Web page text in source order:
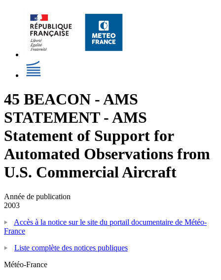
45 BEACON - AMS
STATEMENT - AMS
Statement of Support for
Automated Observations from
U.S. Commercial Aircraft
Année de publication
2003
Accès à la notice sur le site du portail documentaire de Météo-
France
Liste complète des notices publiques
Météo-France